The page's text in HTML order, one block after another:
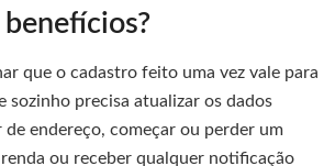
que o cadastro feito uma vez vale para
sozinho precisa atualizar os dados
de endereço, começar ou perder um
ou receber qualquer notificação